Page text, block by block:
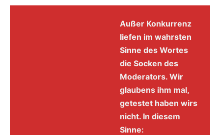
Außer Konkurrenz
liefen im wahrsten
Sinne des Wortes
die Socken des
Moderators. Wir
glaubens ihm mal,
getestet haben wirs
nicht. In diesem
Sinne: